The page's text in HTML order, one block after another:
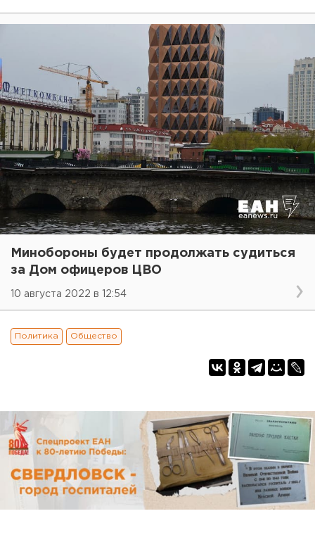
Минобороны будет продолжать судиться
за Дом офицеров ЦВО
10 августа 2022 в 12:54
Политика Общество